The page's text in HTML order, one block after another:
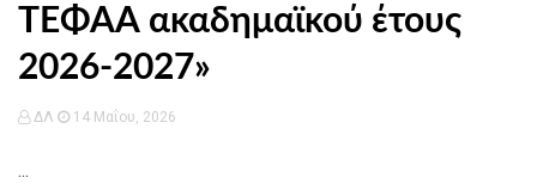
ΤΕΦΑΑ ακαδημαϊκού έτους
2026-2027»
ΔΛ 14 Μαΐου, 2026
...